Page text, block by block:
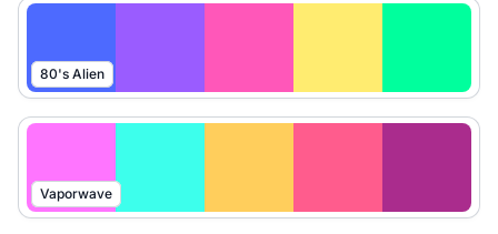
80's Alien
Vaporwave